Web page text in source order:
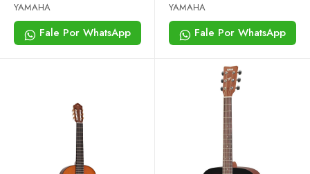
Natural Satin
YAMAHA
Fale Por WhatsApp
YAMAHA
Fale Por WhatsApp